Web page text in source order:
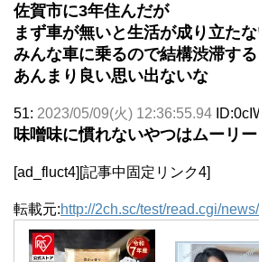
佐賀市に3年住んだが
まず車が無いと生活が成り立た
みんな車に乗るので結構渋滞する
あんまり良い思い出ないな
51: 2023/05/09(火) 12:36:55.94
味噌味に慣れないやつはムーリー
[ad_fluct4][記事中固定リンク4]
転載元:http://2ch.sc/test/read.cgi/